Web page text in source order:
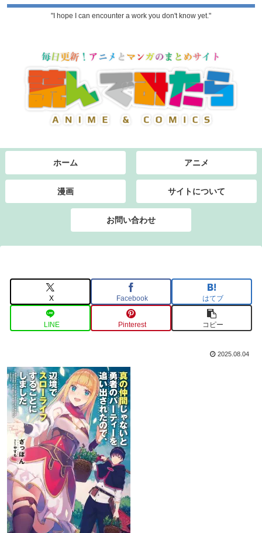
"I hope I can encounter a work you don't know yet."
ホーム アニメ
漫画 サイトについて
お問い合わせ
X Facebook はてブ
LINE Pinterest コピー
2025.08.04